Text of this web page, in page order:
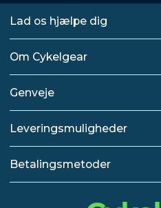
Lad os hjælpe dig
Om Cykelgear
Genveje
Leveringsmuligheder
Betalingsmetoder